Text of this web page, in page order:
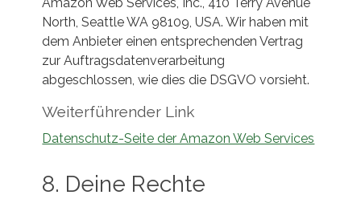
Amazon Web Services, Inc., 410 Terry Avenue
North, Seattle WA 98109, USA. Wir haben mit
dem Anbieter einen entsprechenden Vertrag
zur Auftragsdatenverarbeitung
abgeschlossen, wie dies die DSGVO vorsieht.
Weiterführender Link
Datenschutz-Seite der Amazon Web Services
8. Deine Rechte